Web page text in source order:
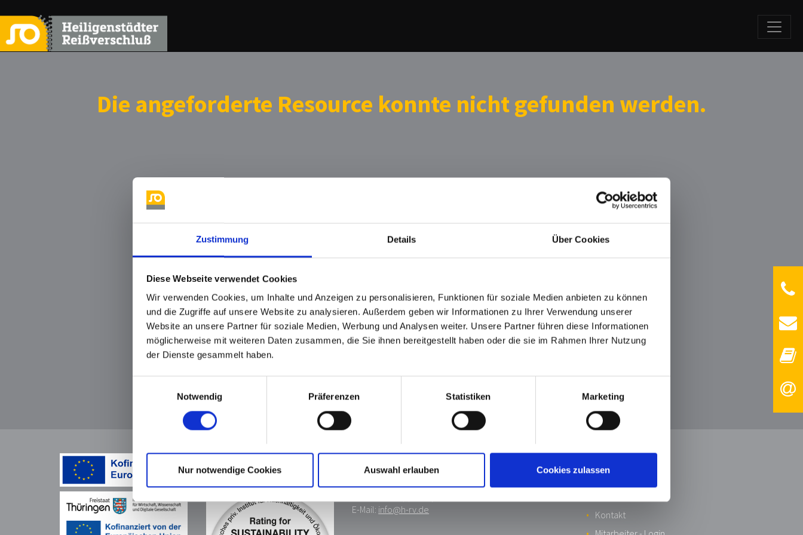
Zustimmung Details Über Cookies
Diese Webseite verwendet Cookies
Wir verwenden Cookies, um Inhalte und Anzeigen zu personalisieren, Funktionen für soziale Medien anbieten zu können
und die Zugriffe auf unsere Website zu analysieren. Außerdem geben wir Informationen zu Ihrer Verwendung unserer
Website an unsere Partner für soziale Medien, Werbung und Analysen weiter. Unsere Partner führen diese Informationen
möglicherweise mit weiteren Daten zusammen, die Sie ihnen bereitgestellt haben oder die sie im Rahmen Ihrer Nutzung
der Dienste gesammelt haben.
Notwendig
Präferenzen Statistiken Marketing
Nur notwendige Cookies Auswahl erlauben Cookies zulassen
Die angeforderte Resource konnte nicht gefunden werden.
Heiligenstädter Reißverschluß GmbH Co. KG
Im Lohgrunde 6
37308 Heilbad Heiligenstadt
E-Mail: info@h-rv.de
Datenschutz
Kontakt